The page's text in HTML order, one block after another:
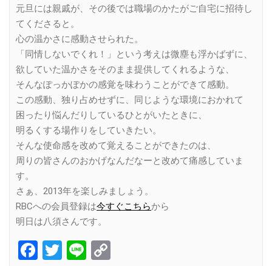
元旦には親戚が、その後では職場のかたがご自宅に招待し
てくださると。
心の温かさに感動させられた。
「同情しないでくれ！」という考えは微塵も浮かばずに、
欲していた温かさをそのまま提供してくれるような、
そんなぽっかぽかの感覚を味わうことができて感動。
この感動、独り占めせずに、同じような環境におかれて
困ったり悩んだりしているひとがいたときに、
明るくする場作りをしていきたい。
そんな使命感を改めて覚えることができたのは、
周りの皆さんのおかげなんだなーと改めて痛感していま
す。
さぁ、2013年を楽しみましょう。
RBCへの会員登録は今すぐこちらから
明日は八須さんです。
Facebook
Twitter
Line